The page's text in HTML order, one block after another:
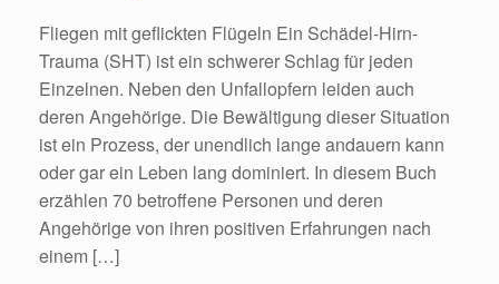
Fliegen mit geflickten Flügeln Ein Schädel-Hirn-
Trauma (SHT) ist ein schwerer Schlag für jeden
Einzelnen. Neben den Unfallopfern leiden auch
deren Angehörige. Die Bewältigung dieser Situation
ist ein Prozess, der unendlich lange andauern kann
oder gar ein Leben lang dominiert. In diesem Buch
erzählen 70 betroffene Personen und deren
Angehörige von ihren positiven Erfahrungen nach
einem […]